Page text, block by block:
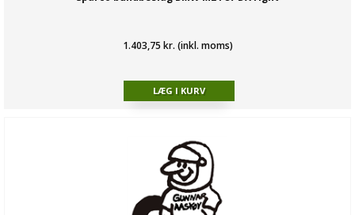
1.403,75 kr. (inkl. moms)